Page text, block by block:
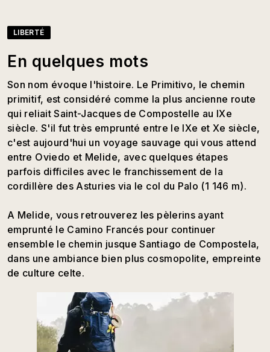
LIBERTÉ
En quelques mots
Son nom évoque l'histoire. Le Primitivo, le chemin
primitif, est considéré comme la plus ancienne route
qui reliait Saint-Jacques de Compostelle au IXe
siècle. S'il fut très emprunté entre le IXe et Xe siècle,
c'est aujourd'hui un voyage sauvage qui vous attend
entre Oviedo et Melide, avec quelques étapes
parfois difficiles avec le franchissement de la
cordillère des Asturies via le col du Palo (1 146 m).
A Melide, vous retrouverez les pèlerins ayant
emprunté le Camino Francés pour continuer
ensemble le chemin jusque Santiago de Compostela,
dans une ambiance bien plus cosmopolite, empreinte
de culture celte.